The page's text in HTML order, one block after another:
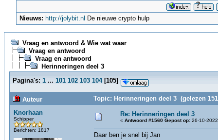
Nieuws: http://jolybit.nl De nieuwe crypto hulp
Vraag en antwoord & Wie wat waar
Vraag en antwoord
Vraag en antwoord
Herinneringen deel 3
Pagina's: 1 ... 101 102 103 104[105]
Auteur
Topic: Herinneringen deel 3 (gelezen
Knorhaan
Schipper
Berichten: 1817
Re: Herinneringen deel 3
« Antwoord #1560 Gepost op: 26-10-
Daar ben je snel bij Jan